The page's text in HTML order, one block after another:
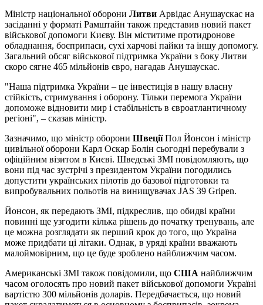
Міністр національної оборони Литви Арвідас Анушаускас на
засіданні у форматі Рамштайн також представив новий пакет
військової допомоги Києву. Він міститиме протидронове
обладнання, боєприпаси, сухі харчові пайки та іншу допомогу.
Загальний обсяг військової підтримка України з боку Литви
скоро сягне 465 мільйонів євро, нагадав Анушаускас.
"Наша підтримка України – це інвестиція в нашу власну
стійкість, стримування і оборону. Тільки перемога України
допоможе відновити мир і стабільність в євроатлантичному
регіоні", – сказав міністр.
Зазначимо, що міністр оборони ШвеціїПол Йонсон і міністр
цивільної оборони Карл Оскар Болін сьогодні перебували з
офіційним візитом в Києві. Шведські ЗМІ повідомляють, що
вони під час зустрічі з президентом України погодились
допустити українських пілотів до базової підготовки та
випробувальних польотів на винищувачах JAS 39 Gripen.
Йонсон, як передають ЗМІ, підкреслив, що обидві країни
повинні ще узгодити кілька рішень до початку тренувань, але
це можна розглядати як перший крок до того, що Україна
може придбати ці літаки. Однак, в уряді країни вважають
малоймовірним, що це буде зроблено найближчим часом.
Американські ЗМІ також повідомили, що США найближчим
часом оголосять про новий пакет військової допомоги Україні
вартістю 300 мільйонів доларів. Передбачається, що новий